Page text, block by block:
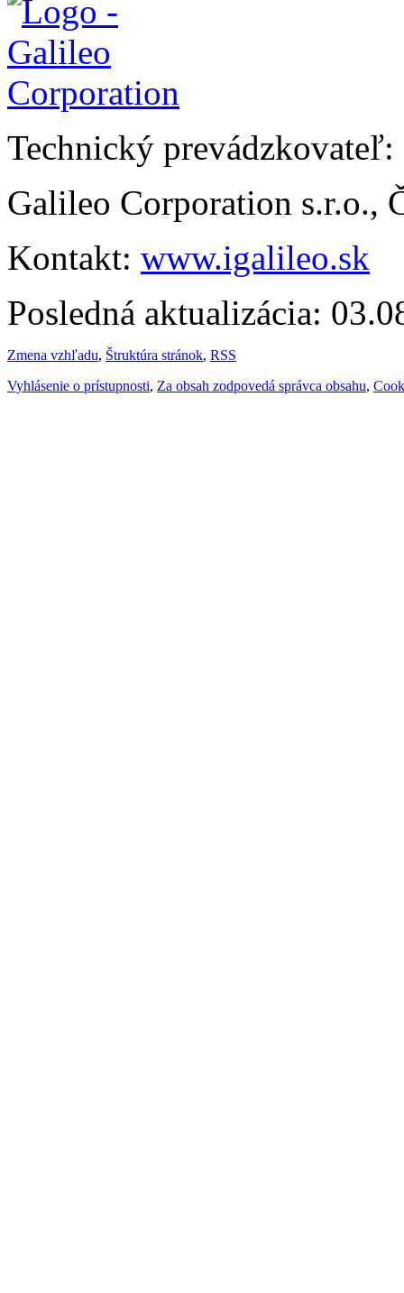
Technický prevádzkovateľ:
Galileo Corporation s.r.o.,
Kontakt: www.igalileo.sk
Posledná aktualizácia:
Zmena vzhľadu, Štruktúra stránok, RSS
Vyhlásenie o prístupnosti, Za obsah zodpovedá správca obsahu,